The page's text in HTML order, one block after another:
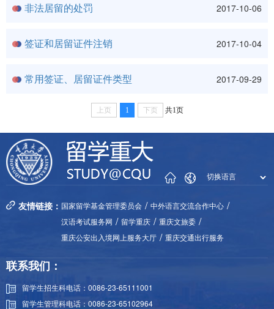
非法居留的处罚 2017-10-06
签证和居留证件注销 2017-10-04
常用签证、居留证件类型 2017-09-29
上页 1 下页 共1页
友情链接： 国家留学基金管理委员会 / 中外语言交流合作中心 /
汉语考试服务网 / 留学重庆 / 重庆文旅委 /
重庆公安出入境网上服务大厅 / 重庆交通出行服务
联系我们：
留学生招生科电话：0086-23-65111001
留学生管理科电话：0086-23-65102964